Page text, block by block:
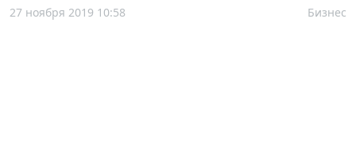
27 ноября 2019 10:58 Бизнес